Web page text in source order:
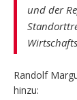
und der
Randolf
hinzu: